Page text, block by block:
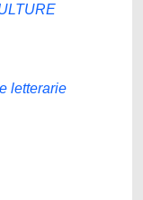
letterarie